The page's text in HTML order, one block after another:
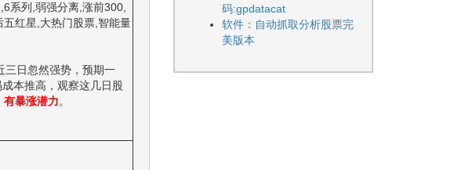
系列,弱强分离,涨前300,
红星,大热门股票,智能量
日忽然强势，预期一
本推高，观察这几日股
有暴涨潜力。
码:gpdatacat
软件：自动抓取分析股票完
美版本